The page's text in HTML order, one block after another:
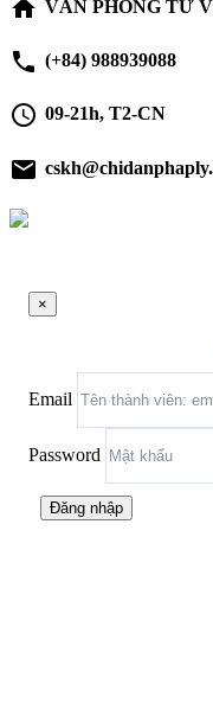
home VĂN PHÒNG TƯ
phone (+84) 988939088
schedule 09-21h, T2-CN
email
×
Email
Password
Đăng nhập